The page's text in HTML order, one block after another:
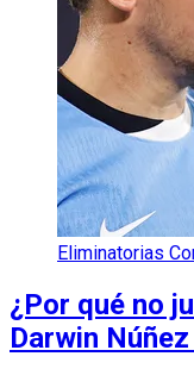
Eliminatorias
¿Por qué no
Darwin